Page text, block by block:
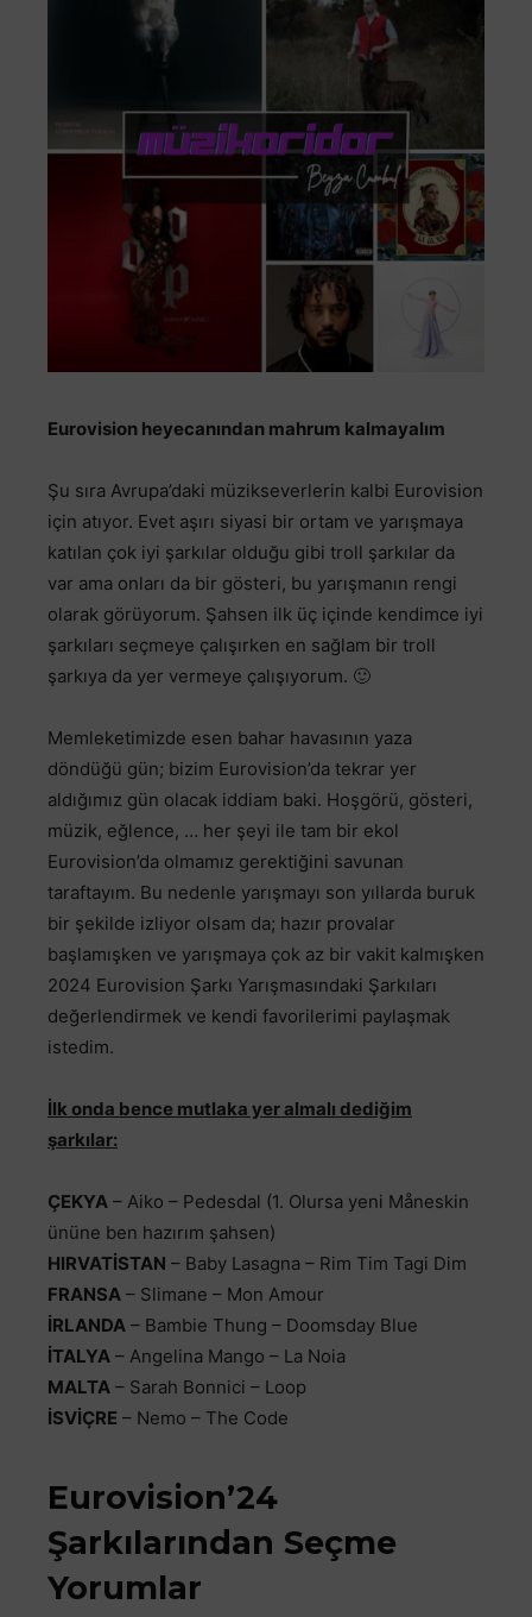
Eurovision heyecanından mahrum kalmayalım
Şu sıra Avrupa’daki müzikseverlerin kalbi Eurovision
için atıyor. Evet aşırı siyasi bir ortam ve yarışmaya
katılan çok iyi şarkılar olduğu gibi troll şarkılar da
var ama onları da bir gösteri, bu yarışmanın rengi
olarak görüyorum. Şahsen ilk üç içinde kendimce iyi
şarkıları seçmeye çalışırken en sağlam bir troll
şarkıya da yer vermeye çalışıyorum. 🙂
Memleketimizde esen bahar havasının yaza
döndüğü gün; bizim Eurovision’da tekrar yer
aldığımız gün olacak iddiam baki. Hoşgörü, gösteri,
müzik, eğlence, … her şeyi ile tam bir ekol
Eurovision’da olmamız gerektiğini savunan
taraftayım. Bu nedenle yarışmayı son yıllarda buruk
bir şekilde izliyor olsam da; hazır provalar
başlamışken ve yarışmaya çok az bir vakit kalmışken
2024 Eurovision Şarkı Yarışmasındaki Şarkıları
değerlendirmek ve kendi favorilerimi paylaşmak
istedim.
İlk onda bence mutlaka yer almalı dediğim
şarkılar:
ÇEKYA – Aiko – Pedesdal (1. Olursa yeni Måneskin
ününe ben hazırım şahsen)
HIRVATİSTAN – Baby Lasagna – Rim Tim Tagi Dim
FRANSA – Slimane – Mon Amour
İRLANDA – Bambie Thung – Doomsday Blue
İTALYA – Angelina Mango – La Noia
MALTA – Sarah Bonnici – Loop
İSVİÇRE – Nemo – The Code
Eurovision’24
Şarkılarından Seçme
Yorumlar